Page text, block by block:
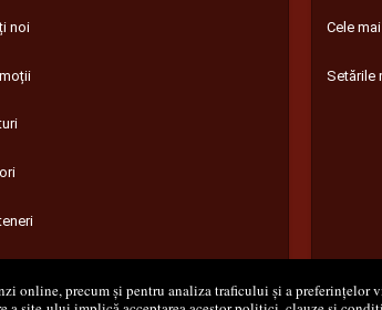
online, precum și pentru analiza traficului și a
noi Cele
Setările